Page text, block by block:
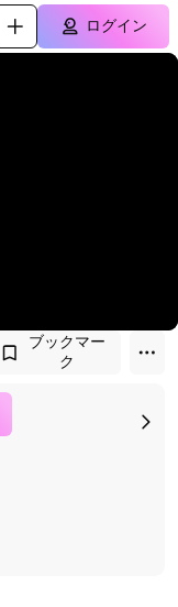
ログイン
ブックマー
ク